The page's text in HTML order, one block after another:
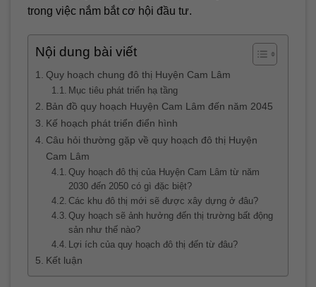
trong việc nắm bắt cơ hội đầu tư.
Nội dung bài viết
Quy hoạch chung đô thị Huyện Cam Lâm
Mục tiêu phát triển hạ tầng
Bản đồ quy hoạch Huyện Cam Lâm đến năm 2045
Kế hoạch phát triển điển hình
Câu hỏi thường gặp về quy hoạch đô thị Huyện
Cam Lâm
Quy hoạch đô thị của Huyện Cam Lâm từ năm
2030 đến 2050 có gì đặc biệt?
Các khu đô thị mới sẽ được xây dựng ở đâu?
Quy hoạch sẽ ảnh hưởng đến thị trường bất động
sản như thế nào?
Lợi ích của quy hoạch đô thị đến từ đâu?
Kết luận